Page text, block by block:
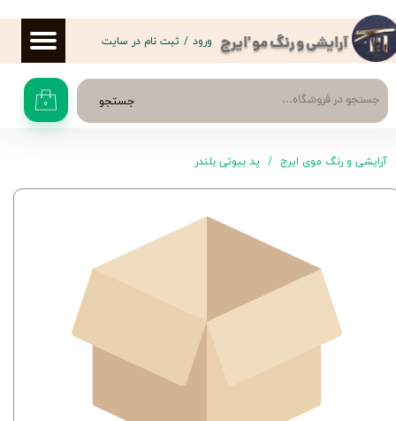
آرایشی و رنگ مو 'ایرج
جستجو ۰
ورود / ثبت نام در سایت
حساب کاربری من
تغییر گذر واژه
سفارشات
خروج از حساب کاربری
آرایشی و رنگ موی ایرج پد بیوتی بلندر